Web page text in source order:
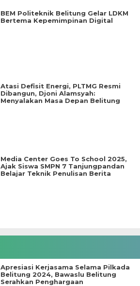
BEM Politeknik Belitung Gelar LDKM
Bertema Kepemimpinan Digital
Atasi Defisit Energi, PLTMG Resmi
Dibangun, Djoni Alamsyah:
Menyalakan Masa Depan Belitung
Media Center Goes To School 2025,
Ajak Siswa SMPN 7 Tanjungpandan
Belajar Teknik Penulisan Berita
Apresiasi Kerjasama Selama Pilkada
Belitung 2024, Bawaslu Belitung
Serahkan Penghargaan